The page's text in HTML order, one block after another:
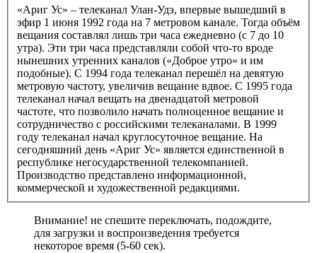
«Ариг Ус» – телеканал Улан-Удэ, впервые вышедший в
эфир 1 июня 1992 года на 7 метровом канале. Тогда объём
вещания составлял лишь три часа ежедневно (с 7 до 10
утра). Эти три часа представляли собой что-то вроде
нынешних утренних каналов («Доброе утро» и им
подобные). С 1994 года телеканал перешёл на девятую
метровую частоту, увеличив вещание вдвое. С 1995 года
телеканал начал вещать на двенадцатой метровой
частоте, что позволило начать полноценное вещание и
сотрудничество с российскими телеканалами. В 1999
году телеканал начал круглосуточное вещание. На
сегодняшний день «Ариг Ус» является единственной в
республике негосударственной телекомпанией.
Производство представлено информационной,
коммерческой и художественной редакциями.
Внимание! не спешите переключать, подождите,
для загрузки и воспроизведения требуется
некоторое время (5-60 сек).